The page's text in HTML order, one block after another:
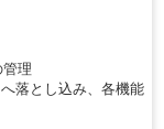
理
落とし込み、各機能